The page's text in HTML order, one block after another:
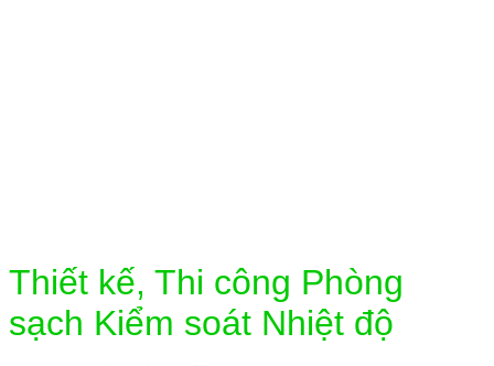
Thiết kế, Thi công Phòng
sạch Kiểm soát Nhiệt độ